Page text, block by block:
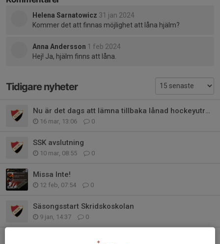
Helena Sarnatowicz 31 jan 2024
Kommer det att finnas möjlighet att låna hjälm?
Anna Andersson 1 feb 2024
Hej! Ja, hjälm finns att låna.
Tidigare nyheter
Nu är det dags att lämna tillbaka lånad hockeyutrustning.
16 mar, 13:06 0
SSK avslutning
10 mar, 08:55 0
Missa Inte!
12 feb, 07:54 0
Säsongsstart Skridskoskolan
9 jan, 14:37 0